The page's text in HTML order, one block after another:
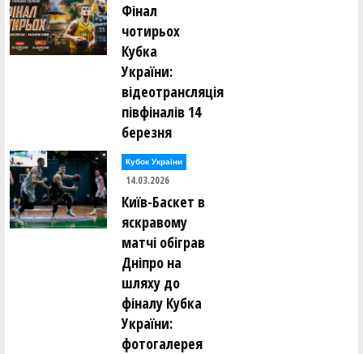
Фінал
чотирьох
Кубка
України:
відеотрансляція
півфіналів 14
березня
Кубок України
14.03.2026
Київ-Баскет в
яскравому
матчі обіграв
Дніпро на
шляху до
фіналу Кубка
України:
фотогалерея